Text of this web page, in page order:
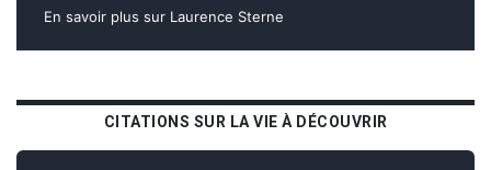
En savoir plus sur Laurence Sterne
CITATIONS SUR LA VIE À DÉCOUVRIR